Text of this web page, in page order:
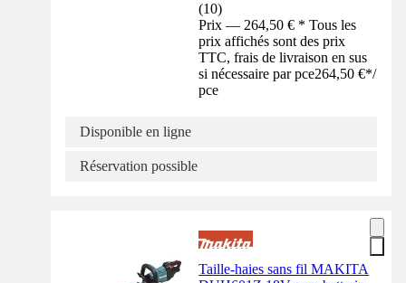
(10)
Prix — 264,50 € * Tous les
prix affichés sont des prix
TTC, frais de livraison en sus
si nécessaire par pce264,50 €*/
pce
Disponible en ligne
Réservation possible
Taille-haies sans fil MAKITA